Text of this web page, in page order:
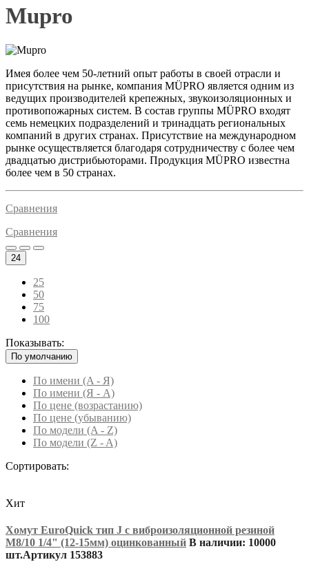
Mupro
Имея более чем 50-летний опыт работы в своей отрасли и
присутствия на рынке, компания MÜPRO является одним из
ведущих производителей крепежных, звукоизоляционных и
противопожарных систем. В состав группы MÜPRO входят
семь немецких подразделений и тринадцать региональных
компаний в других странах. Присутствие на международном
рынке осуществляется благодаря сотрудничеству с более чем
двадцатью дистрибьюторами. Продукция MÜPRO известна
более чем в 50 странах.
Сравнения
Сравнения
24
25
50
75
100
Показывать:
По умолчанию
По имени (A - Я)
По имени (Я - A)
По цене (возрастанию)
По цене (убыванию)
По модели (A - Z)
По модели (Z - A)
Сортировать:
Хит
Хомут EuroQuick тип J с виброизоляционной резиной
M8/10 1/4" (12-15мм) оцинкованный В наличии: 10000
шт.Артикул 153883